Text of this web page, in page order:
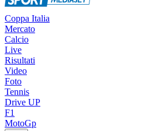
Coppa Italia
Mercato
Calcio
Live
Risultati
Video
Foto
Tennis
Drive UP
F1
MotoGp